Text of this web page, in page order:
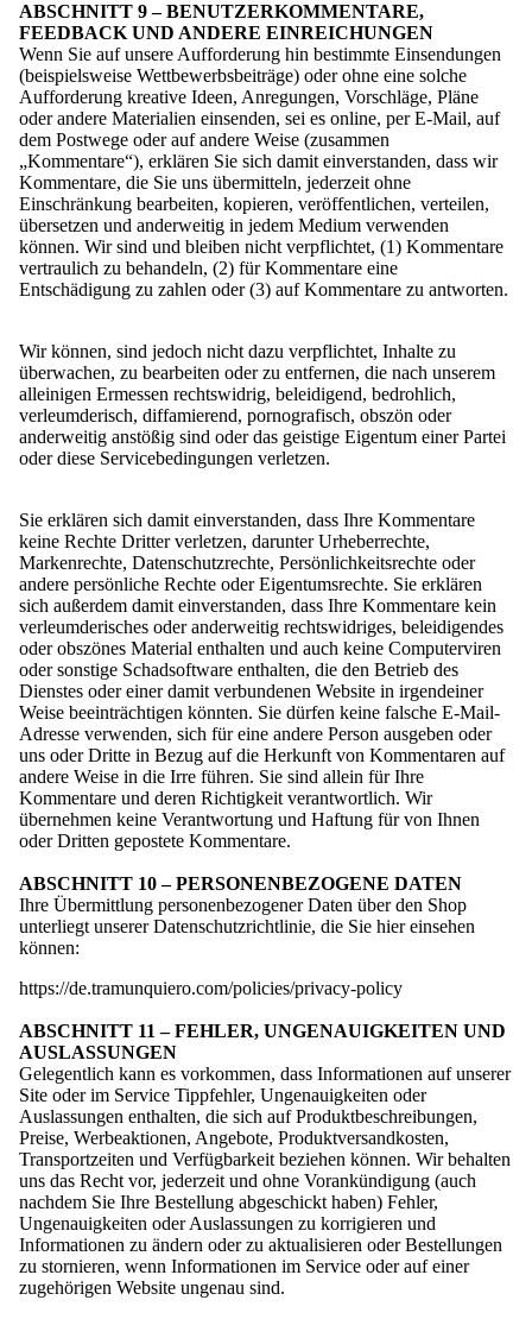
ABSCHNITT 9 – BENUTZERKOMMENTARE,
FEEDBACK UND ANDERE EINREICHUNGEN
Wenn Sie auf unsere Aufforderung hin bestimmte Einsendungen
(beispielsweise Wettbewerbsbeiträge) oder ohne eine solche
Aufforderung kreative Ideen, Anregungen, Vorschläge, Pläne
oder andere Materialien einsenden, sei es online, per E-Mail, auf
dem Postwege oder auf andere Weise (zusammen
„Kommentare“), erklären Sie sich damit einverstanden, dass wir
Kommentare, die Sie uns übermitteln, jederzeit ohne
Einschränkung bearbeiten, kopieren, veröffentlichen, verteilen,
übersetzen und anderweitig in jedem Medium verwenden
können. Wir sind und bleiben nicht verpflichtet, (1) Kommentare
vertraulich zu behandeln, (2) für Kommentare eine
Entschädigung zu zahlen oder (3) auf Kommentare zu antworten.
Wir können, sind jedoch nicht dazu verpflichtet, Inhalte zu
überwachen, zu bearbeiten oder zu entfernen, die nach unserem
alleinigen Ermessen rechtswidrig, beleidigend, bedrohlich,
verleumderisch, diffamierend, pornografisch, obszön oder
anderweitig anstößig sind oder das geistige Eigentum einer Partei
oder diese Servicebedingungen verletzen.
Sie erklären sich damit einverstanden, dass Ihre Kommentare
keine Rechte Dritter verletzen, darunter Urheberrechte,
Markenrechte, Datenschutzrechte, Persönlichkeitsrechte oder
andere persönliche Rechte oder Eigentumsrechte. Sie erklären
sich außerdem damit einverstanden, dass Ihre Kommentare kein
verleumderisches oder anderweitig rechtswidriges, beleidigendes
oder obszönes Material enthalten und auch keine Computerviren
oder sonstige Schadsoftware enthalten, die den Betrieb des
Dienstes oder einer damit verbundenen Website in irgendeiner
Weise beeinträchtigen könnten. Sie dürfen keine falsche E-Mail-
Adresse verwenden, sich für eine andere Person ausgeben oder
uns oder Dritte in Bezug auf die Herkunft von Kommentaren auf
andere Weise in die Irre führen. Sie sind allein für Ihre
Kommentare und deren Richtigkeit verantwortlich. Wir
übernehmen keine Verantwortung und Haftung für von Ihnen
oder Dritten gepostete Kommentare.
ABSCHNITT 10 – PERSONENBEZOGENE DATEN
Ihre Übermittlung personenbezogener Daten über den Shop
unterliegt unserer Datenschutzrichtlinie, die Sie hier einsehen
können:
https://de.tramunquiero.com/policies/privacy-policy
ABSCHNITT 11 – FEHLER, UNGENAUIGKEITEN UND
AUSLASSUNGEN
Gelegentlich kann es vorkommen, dass Informationen auf unserer
Site oder im Service Tippfehler, Ungenauigkeiten oder
Auslassungen enthalten, die sich auf Produktbeschreibungen,
Preise, Werbeaktionen, Angebote, Produktversandkosten,
Transportzeiten und Verfügbarkeit beziehen können. Wir behalten
uns das Recht vor, jederzeit und ohne Vorankündigung (auch
nachdem Sie Ihre Bestellung abgeschickt haben) Fehler,
Ungenauigkeiten oder Auslassungen zu korrigieren und
Informationen zu ändern oder zu aktualisieren oder Bestellungen
zu stornieren, wenn Informationen im Service oder auf einer
zugehörigen Website ungenau sind.